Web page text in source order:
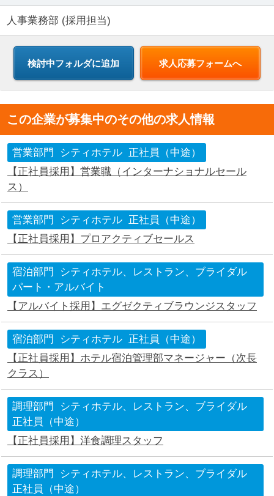
人事業務部 (採用担当)
求人応募フォームへ
この企業が募集中のその他の求人情報
営業部門 シティホテル
正社員（中途）
【正社員採用】営業職（インターナショナルセール
ス）
営業部門 シティホテル
正社員（中途）
【正社員採用】プロアクティブセールス
宿泊部門
シティホテル、レストラン、ブライダル
パート・アルバイト
【アルバイト採用】エグゼクティブラウンジスタッフ
宿泊部門 シティホテル
正社員（中途）
【正社員採用】ホテル宿泊管理部マネージャー（次長
クラス）
調理部門
シティホテル、レストラン、ブライダル
正社員（中途）
【正社員採用】洋食調理スタッフ
調理部門
シティホテル、レストラン、ブライダル
正社員（中途）